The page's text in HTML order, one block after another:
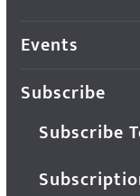
Events
Subscribe
Subscribe